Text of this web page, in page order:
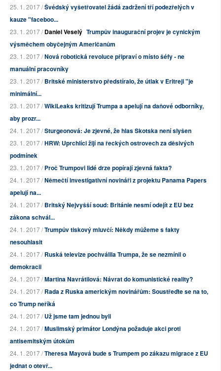
25. 1. 2017 /Švédský vyšetřovatel žádá zadržení tří podezřelých v
kauze "faceboo...
23. 1. 2017 /Daniel Veselý Trumpův inaugurační projev je cynickým
výsměchem obyčejným Američanům
23. 1. 2017 /Nová robotická revoluce připraví o místo šéfy - ne
manuální pracovníky
23. 1. 2017 /Britské ministerstvo předstíralo, že útlak v Eritreji "je
minimální...
23. 1. 2017 /WikiLeaks kritizují Trumpa a apelují na daňové odborníky,
aby prozr...
24. 1. 2017 /Sturgeonová: Je zjevné, že hlas Skotska není slyšen
23. 1. 2017 /HRW: Uprchlíci žijí na řeckých ostrovech za děsivých
podmínek
23. 1. 2017 /Proč Trumpovi lidé drze popírají zjevná fakta?
24. 1. 2017 /Němečtí investigativní novináři z projektu Panama Papers
apelují na...
24. 1. 2017 /Britský Nejvyšší soud: Británie nesmí odejít z EU bez
zákona schvál...
24. 1. 2017 /Trumpův tiskový mluvčí: Někdy můžeme s fakty
nesouhlasit
24. 1. 2017 /Ruská televize pochválila Trumpa, že se nezmínil o
demokracii
24. 1. 2017 /Martina Navrátilová: Návrat do komunistické reality?
24. 1. 2017 /Rada z Ruska americkým novinářům: Soustřeďte se na to,
co Trump neříká
24. 1. 2017 /Už jsme tam jednou byli
24. 1. 2017 /Muslimský primátor Londýna požaduje akci proti
antisemitským útokům
24. 1. 2017 /Theresa Mayová bude s Trumpem po zákazu migrace z EU
jednat o otevř...